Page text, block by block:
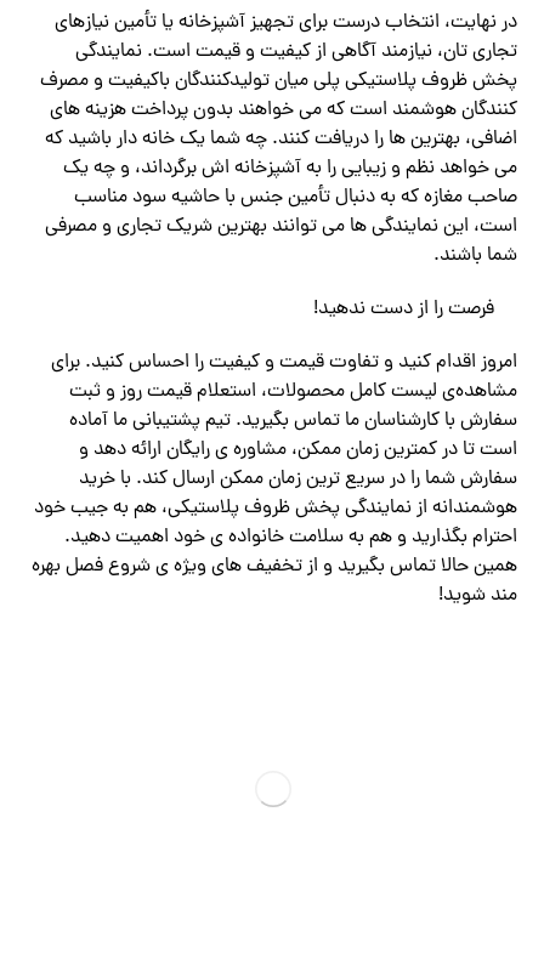
در نهایت، انتخاب درست برای تجهیز آشپزخانه یا تأمین نیازهای
تجاری ‌تان، نیازمند آگاهی از کیفیت و قیمت است. نمایندگی
پخش ظروف پلاستیکی پلی میان تولیدکنندگان باکیفیت و مصرف
‌کنندگان هوشمند است که می ‌خواهند بدون پرداخت هزینه‌ های
اضافی، بهترین ‌ها را دریافت کنند. چه شما یک خانه‌ دار باشید که
می‌ خواهد نظم و زیبایی را به آشپزخانه ‌اش برگرداند، و چه یک
صاحب مغازه که به دنبال تأمین جنس با حاشیه سود مناسب
است، این نمایندگی ‌ها می ‌توانند بهترین شریک تجاری و مصرفی
شما باشند.
فرصت را از دست ندهید!
امروز اقدام کنید و تفاوت قیمت و کیفیت را احساس کنید. برای
مشاهده‌ی لیست کامل محصولات، استعلام قیمت روز و ثبت
سفارش با کارشناسان ما تماس بگیرید. تیم پشتیبانی ما آماده
است تا در کمترین زمان ممکن، مشاوره‌ ی رایگان ارائه دهد و
سفارش شما را در سریع ‌ترین زمان ممکن ارسال کند. با خرید
هوشمندانه از نمایندگی پخش ظروف پلاستیکی، هم به جیب خود
احترام بگذارید و هم به سلامت خانواده ‌ی خود اهمیت دهید.
همین حالا تماس بگیرید و از تخفیف ‌های ویژه ‌ی شروع فصل بهره‌
مند شوید!